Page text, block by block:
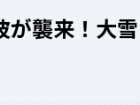
襲来！大